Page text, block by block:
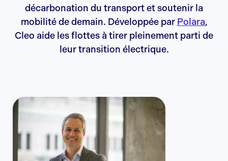
décarbonation du transport et soutenir la
mobilité de demain. Développée par Polara,
Cleo aide les flottes à tirer pleinement parti de
leur transition électrique.